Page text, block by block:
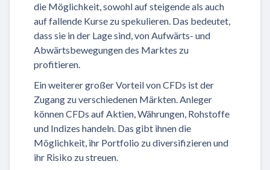
die Möglichkeit, sowohl auf steigende als auch
auf fallende Kurse zu spekulieren. Das bedeutet,
dass sie in der Lage sind, von Aufwärts- und
Abwärtsbewegungen des Marktes zu
profitieren.
Ein weiterer großer Vorteil von CFDs ist der
Zugang zu verschiedenen Märkten. Anleger
können CFDs auf Aktien, Währungen, Rohstoffe
und Indizes handeln. Das gibt ihnen die
Möglichkeit, ihr Portfolio zu diversifizieren und
ihr Risiko zu streuen.